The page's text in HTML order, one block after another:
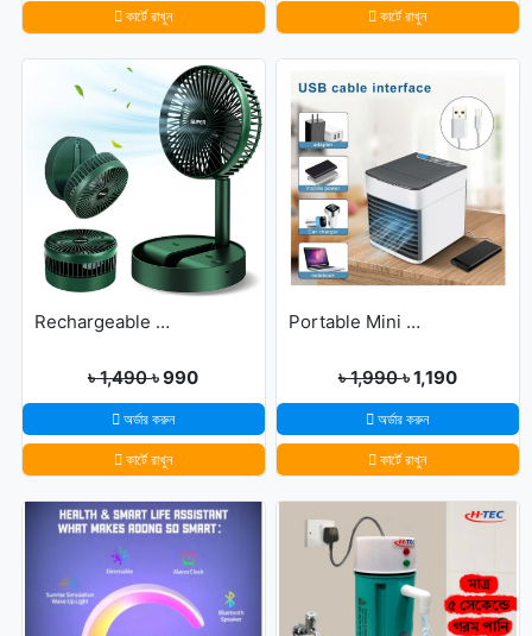
কার্টে রাখুন কার্টে রাখুন
Rechargeable portable Telescopic Table Fan
৳ 1,490৳ 990
অর্ডার করুন
কার্টে রাখুন
Portable Mini USB Air Cooler with 7 Colors LED lights for Office/Home
৳ 1,990৳ 1,190
অর্ডার করুন
কার্টে রাখুন